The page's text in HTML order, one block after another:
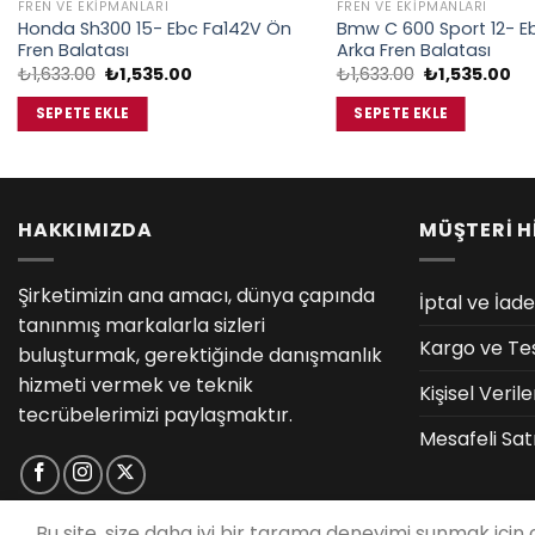
FREN VE EKIPMANLARI
Honda Sh300 15- Ebc Fa142V Ön
Fren Balatası
₺1,633.00 Orijinal
fiyat:
₺1,633.00.
₺1,535.00
SEPETE EKLE
FREN VE EKIPMANLARI
Bmw C 600 Sport 12-
Arka Fren Balatası
₺1,633.00 Orijinal
fiyat:
₺1,633.00.
₺1,535.00Şu
SEPETE EKLE
HAKKIMIZDA
Şirketimizin ana amacı, dünya çapında
tanınmış markalarla sizleri
buluşturmak, gerektiğinde danışmanlık
hizmeti vermek ve teknik
tecrübelerimizi paylaşmaktır.
MÜŞTERİ
İptal ve
Kargo ve
Kişisel
Mesafeli